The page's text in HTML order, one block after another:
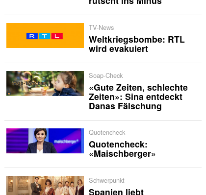
TV-News
Weltkriegsbombe: RTL
wird evakuiert
Soap-Check
«Gute Zeiten, schlechte
Zeiten»: Sina entdeckt
Danas Fälschung
Quotencheck
Quotencheck:
«Maischberger»
Schwerpunkt
Spanien liebt